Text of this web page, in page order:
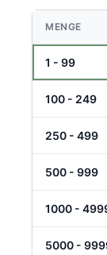
MENGE
1 - 99
100 - 249
250 - 499
500 - 999
1000 -
5000 -